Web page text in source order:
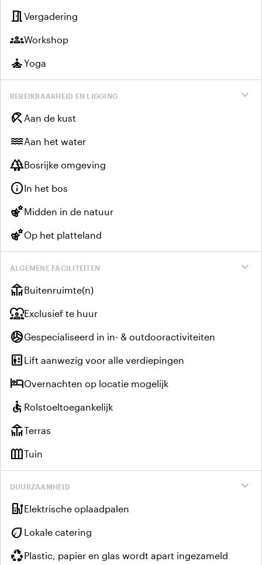
meeting_roomVergadering
groupsWorkshop
self_improvementYoga
expand_more
BEREIKBAARHEID EN LIGGING
beach_access Aan de kust
waterAan het water
forestBosrijke omgeving
infoIn het bos
emoji_natureMidden in de natuur
emoji_natureOp het platteland
expand_more
ALGEMENE FACILITEITEN
deckBuitenruimte(n)
diversity_1Exclusief te huur
sports_volleyballGespecialiseerd in in- & outdooractiviteiten
elevator Lift aanwezig voor alle verdiepingen
hotelOvernachten op locatie mogelijk
accessible Rolstoeltoegankelijk
deckTerras
outdoor_gardenTuin
expand_more
DUURZAAMHEID
ev_chargerElektrische oplaadpalen
eco Lokale catering
recyclingPlastic, papier en glas wordt apart ingezameld